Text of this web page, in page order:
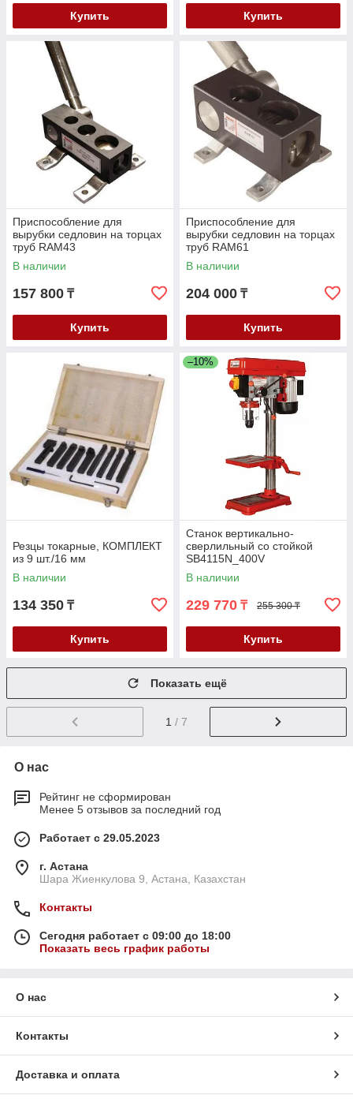
Купить Купить
Приспособление для
вырубки седловин на торцах
труб RAM43
В наличии
157 800 ₸
Купить
Приспособление для
вырубки седловин на торцах
труб RAM61
В наличии
204 000 ₸
Купить
Резцы токарные, КОМПЛЕКТ
из 9 шт./16 мм
В наличии
134 350 ₸
Купить
–10%
Станок вертикально-
сверлильный со стойкой
SB4115N_400V
В наличии
229 770 ₸ 255 300 ₸
Купить
Показать ещё
1 / 7
О нас
Рейтинг не сформирован
Менее 5 отзывов за последний год
Работает с 29.05.2023
г. Астана
Шара Жиенкулова 9, Астана, Казахстан
Контакты
Сегодня работает с 09:00 до 18:00
Показать весь график работы
О нас
Контакты
Доставка и оплата